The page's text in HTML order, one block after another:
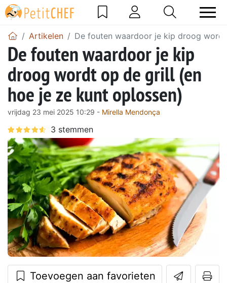
Artikelen De fouten waardoor je kip droog
De fouten waardoor je kip
droog wordt op de grill (en
hoe je ze kunt oplossen)
vrijdag 23 mei 2025 10:29 - Mirella Mendonça
Toevoegen aan favorieten